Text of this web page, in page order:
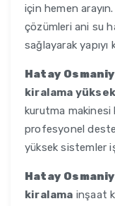
için hemen
çözümleri ani su
sağlayarak yapıyı
Hatay
kiralama
kurutma makinesi
profesyonel
yüksek sistemler
Hatay
kiralama inşaat